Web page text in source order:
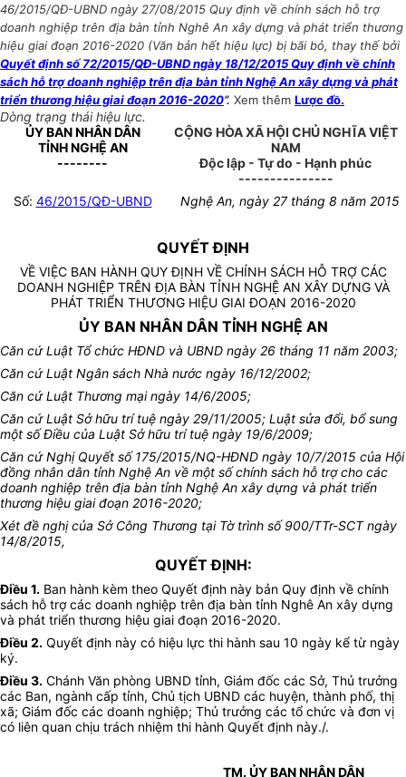
46/2015/QĐ-UBND ngày 27/08/2015 Quy định về chính sách hỗ trợ
doanh nghiệp trên địa bàn tỉnh Nghê An xây dựng và phát triển thương
hiệu giai đoạn 2016-2020 (Văn bản hết hiệu lực) bị bãi bỏ, thay thế bởi
Quyết định số 72/2015/QĐ-UBND ngày 18/12/2015 Quy định về chính
sách hỗ trợ doanh nghiệp trên địa bàn tỉnh Nghệ An xây dựng và phát
triển thương hiệu giai đoạn 2016-2020”. Xem thêm Lược đồ.
Dòng trạng thái hiệu lực.
ỦY BAN NHÂN DÂN
TỈNH NGHỆ AN
--------
CỘNG HÒA XÃ HỘI CHỦ NGHĨA VIỆT
NAM
Độc lập - Tự do - Hạnh phúc
---------------
Số: 46/2015/QĐ-UBND Nghệ An, ngày 27 tháng 8 năm 2015
QUYẾT ĐỊNH
VỀ VIỆC BAN HÀNH QUY ĐỊNH VỀ CHÍNH SÁCH HỖ TRỢ CÁC
DOANH NGHIỆP TRÊN ĐỊA BÀN TỈNH NGHỆ AN XÂY DỰNG VÀ
PHÁT TRIỂN THƯƠNG HIỆU GIAI ĐOẠN 2016-2020
ỦY BAN NHÂN DÂN TỈNH NGHỆ AN
Căn cứ Luật Tổ chức HĐND và UBND ngày 26 tháng 11 năm 2003;
Căn cứ Luật Ngân sách Nhà nước ngày 16/12/2002;
Căn cứ Luật Thương mại ngày 14/6/2005;
Căn cứ Luật Sở hữu trí tuệ ngày 29/11/2005; Luật sửa đổi, bổ sung
một số Điều của Luật Sở hữu trí tuệ ngày 19/6/2009;
Căn cứ Nghị Quyết số 175/2015/NQ-HĐND ngày 10/7/2015 của Hội
đồng nhân dân tỉnh Nghệ An về một số chính sách hỗ trợ cho các
doanh nghiệp trên địa bàn tỉnh Nghệ An xây dựng và phát triển
thương hiệu giai đoạn 2016-2020;
Xét đề nghị của Sở Công Thương tại Tờ trình số 900/TTr-SCT ngày
14/8/2015,
QUYẾT ĐỊNH:
Điều 1. Ban hành kèm theo Quyết định này bản Quy định về chính
sách hỗ trợ các doanh nghiệp trên địa bàn tỉnh Nghê An xây dựng
và phát triển thương hiệu giai đoạn 2016-2020.
Điều 2. Quyết định này có hiệu lực thi hành sau 10 ngày kể từ ngày
ký.
Điều 3. Chánh Văn phòng UBND tỉnh, Giám đốc các Sở, Thủ trưởng
các Ban, ngành cấp tỉnh, Chủ tịch UBND các huyện, thành phố, thị
xã; Giám đốc các doanh nghiệp; Thủ trưởng các tổ chức và đơn vị
có liên quan chịu trách nhiệm thi hành Quyết định này./.
TM. ỦY BAN NHÂN DÂN